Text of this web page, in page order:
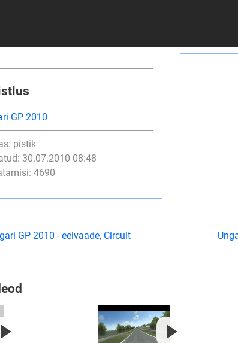
GP 2010
pistik
30.07.2010 08:48
4690
GP 2010 - eelvaade, Circuit